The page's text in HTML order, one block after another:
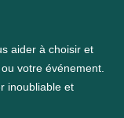
aider à choisir et
votre événement.
inoubliable et